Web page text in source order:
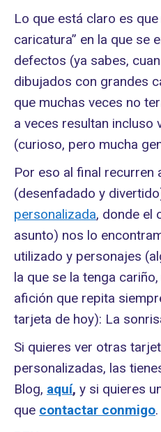
Lo que está claro es
caricatura” en la que se
defectos (ya sabes,
dibujados con grandes
que muchas veces no
a veces resultan incluso
(curioso, pero mucha
Por eso al final recurren
(desenfadado y
personalizada, donde el
asunto) nos lo
utilizado y personajes
la que se la tenga
afición que repita
tarjeta de hoy): La
Si quieres ver otras
personalizadas, las
Blog, aquí, y si quieres
que contactar conmigo.